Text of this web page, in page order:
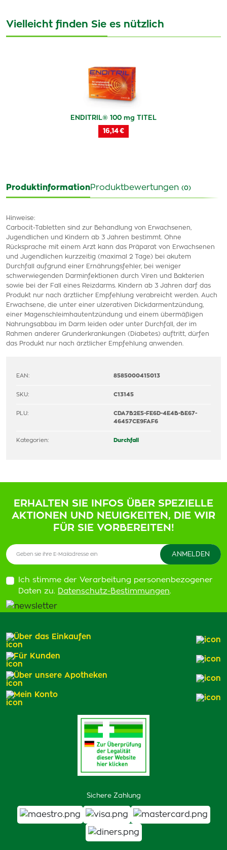
Vielleicht finden Sie es nützlich
ENDITRIL® 100 mg TITEL
16,14 €
ProduktinformationProduktbewertungen (0)
Hinweise:
Carbocit-Tabletten sind zur Behandlung von Erwachsenen,
Jugendlichen und Kindern ab 3 Jahren bestimmt. Ohne
Rücksprache mit einem Arzt kann das Präparat von Erwachsenen
und Jugendlichen kurzzeitig (maximal 2 Tage) bei akutem
Durchfall aufgrund einer Ernährungsfehler, bei weniger
schwerwiegenden Darminfektionen durch Viren und Bakterien
sowie bei der Fall eines Reizdarms. Kindern ab 3 Jahren darf das
Produkt nur nach ärztlicher Empfehlung verabreicht werden. Auch
Erwachsene, die unter einer ulzerativen Dickdarmentzündung,
einer Magenschleimhautentzündung und einem übermäßigen
Nahrungsabbau im Darm leiden oder unter Durchfall, der im
Rahmen anderer Grunderkrankungen (Diabetes) auftritt, dürfen
das Produkt nur nach ärztlicher Empfehlung anwenden.
EAN: 8585000415013
SKU: C13145
PLU:
CDA7B2E5-FE6D-4E4B-BE67-
46457CE9FAF6
Kategorien: Durchfall
ERHALTEN SIE INFOS ÜBER SPEZIELLE
AKTIONEN UND NEUIGKEITEN, DIE WIR
FÜR SIE VORBEREITEN!
Ich stimme der Verarbeitung personenbezogener
Daten zu. Datenschutz-Bestimmungen.
Sichere Zahlung
Über das Einkaufen
Für Kunden
Über unsere Apotheken
Mein Konto